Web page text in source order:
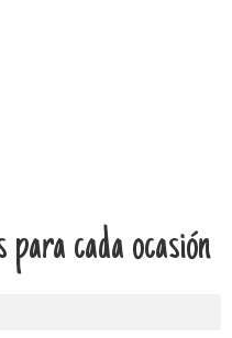
para cada ocasión